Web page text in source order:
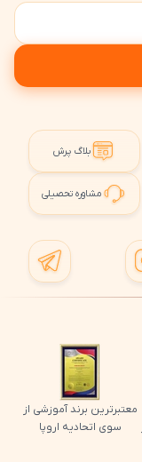
بلاگ پرش
مشاوره تحصیلی
معتبرترین برند آموزشی از
سوی اتحادیه اروپا